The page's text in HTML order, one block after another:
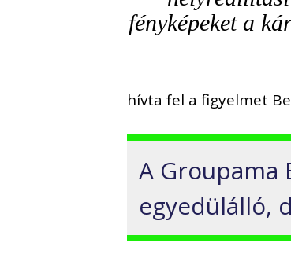
fényképeket a
hívta fel a figyelmet
A
egyedülálló,